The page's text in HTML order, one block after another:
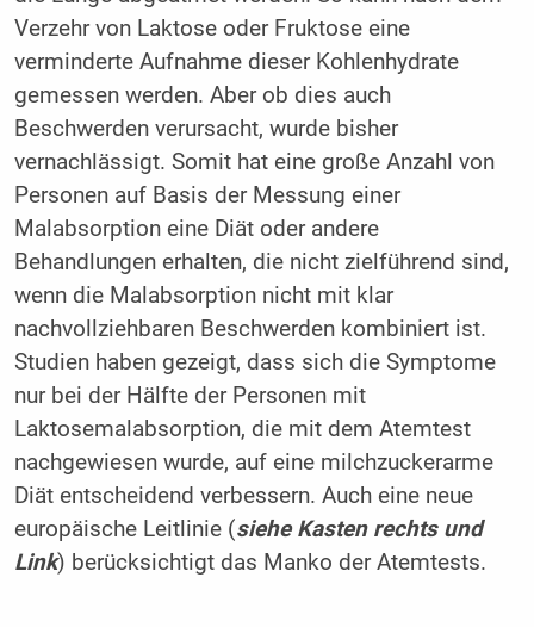
Verzehr von Laktose oder Fruktose eine
verminderte Aufnahme dieser Kohlenhydrate
gemessen werden. Aber ob dies auch
Beschwerden verursacht, wurde bisher
vernachlässigt. Somit hat eine große Anzahl von
Personen auf Basis der Messung einer
Malabsorption eine Diät oder andere
Behandlungen erhalten, die nicht zielführend sind,
wenn die Malabsorption nicht mit klar
nachvollziehbaren Beschwerden kombiniert ist.
Studien haben gezeigt, dass sich die Symptome
nur bei der Hälfte der Personen mit
Laktosemalabsorption, die mit dem Atemtest
nachgewiesen wurde, auf eine milchzuckerarme
Diät entscheidend verbessern. Auch eine neue
europäische Leitlinie (siehe Kasten rechts und
Link) berücksichtigt das Manko der Atemtests.